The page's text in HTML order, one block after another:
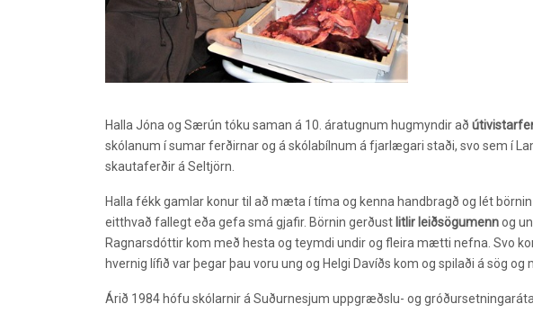
Halla Jóna og Særún tóku saman á 10. áratugnum hugmyndir að
skólanum í sumar ferðirnar og á skólabílnum á fjarlægari staði, svo sem í
skautaferðir á Seltjörn.
Halla fékk gamlar konur til að mæta í tíma og kenna handbragð og lét
eitthvað fallegt eða gefa smá gjafir. Börnin gerðust litlir leiðsögumennog
Ragnarsdóttir kom með hesta og teymdi undir og fleira mætti nefna. Svo
hvernig lífið var þegar þau voru ung og Helgi Davíðs kom og spilaði á sög og
Árið 1984 hófu skólarnir á Suðurnesjum uppgræðslu- og